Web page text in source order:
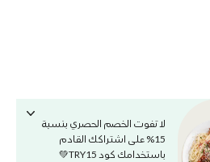
لا تفوت الخصم الحصري بنسبة
15% على اشتراكك القادم
باستخدامك كود TRY15💚